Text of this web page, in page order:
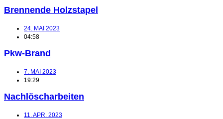
Brennende Holzstapel
24. MAI 2023
04:58
Pkw-Brand
7. MAI 2023
19:29
Nachlöscharbeiten
11. APR. 2023